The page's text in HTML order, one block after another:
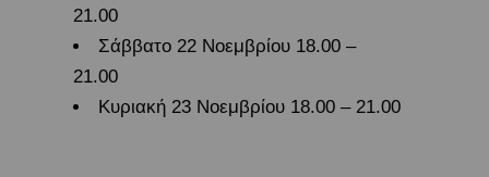
21.00
Σάββατο 22 Νοεμβρίου 18.00 –
21.00
Κυριακή 23 Νοεμβρίου 18.00 – 21.00